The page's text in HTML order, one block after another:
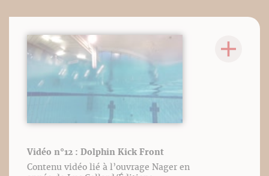
Vidéo n°12 : Dolphin Kick Front
Contenu vidéo lié à l’ouvrage Nager en